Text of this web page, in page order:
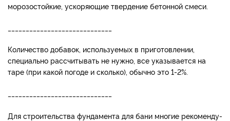
морозостойкие, ускоряющие твердение бетонной смеси.
Количество добавок, исполь­зуемых в приготовлении,
специально рассчитывать не нужно, все указывается на
таре (при какой погоде и сколько), обычно это 1-2%.
Для строительства фундамен­та для бани многие рекоменду­